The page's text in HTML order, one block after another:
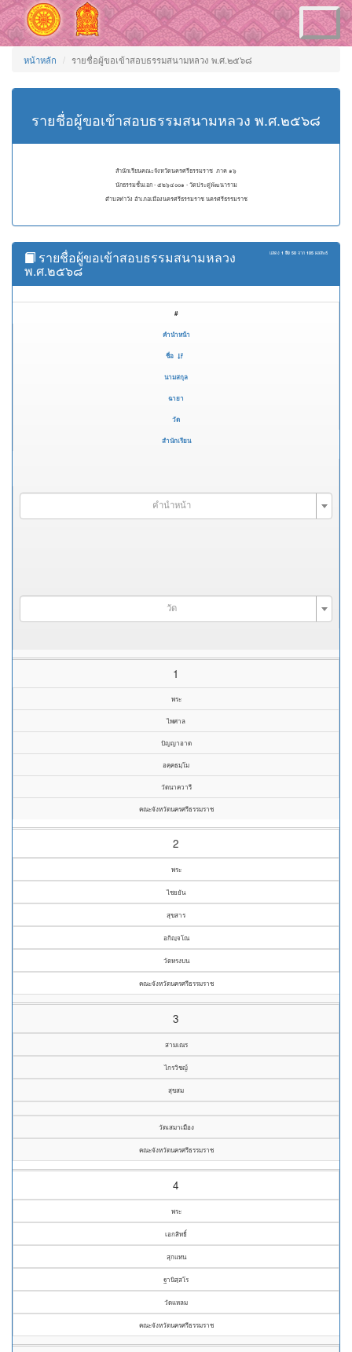
Toggle
navigation
หน้าหลัก รายชื่อผู้ขอเข้าสอบธรรมสนามหลวง พ.ศ.๒๕๖๘
รายชื่อผู้ขอเข้าสอบธรรมสนามหลวง พ.ศ.๒๕๖๘
สำนักเรียนคณะจังหวัดนครศรีธรรมราช ภาค ๑๖
นักธรรมชั้นเอก - ๕๒๖๔๐๐๑ - วัดประดู่พัฒนาราม
ตำบลท่าวัง อำเภอเมืองนครศรีธรรมราช นครศรีธรรมราช
แสดง 1 ถึง 50 จาก 105 ผลลัพธ์
รายชื่อผู้ขอเข้าสอบธรรมสนามหลวง
พ.ศ.๒๕๖๘
#
คำนำหน้า
ชื่อ
นามสกุล
ฉายา
วัด
สำนักเรียน
คำนำหน้า
วัด
1
พระ
ไพศาล
ปัญญาอาด
อคฺคธมฺโม
วัดนาควารี
คณะจังหวัดนครศรีธรรมราช
2
พระ
ไชยยัน
สุขสาร
อกิญฺจโณ
วัดหรงบน
คณะจังหวัดนครศรีธรรมราช
3
สามเณร
ไกรวิชญ์
สุขสม
วัดเสมาเมือง
คณะจังหวัดนครศรีธรรมราช
4
พระ
เอกสิทธิ์
สุกแทน
ฐานิสฺสโร
วัดแหลม
คณะจังหวัดนครศรีธรรมราช